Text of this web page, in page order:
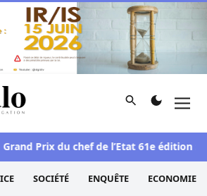
site d'information et d'investigation
Rechercher
Prix du chef de l’Etat 61e édition : Le
SOCIÉTÉ ENQUÊTE ECONOMIE